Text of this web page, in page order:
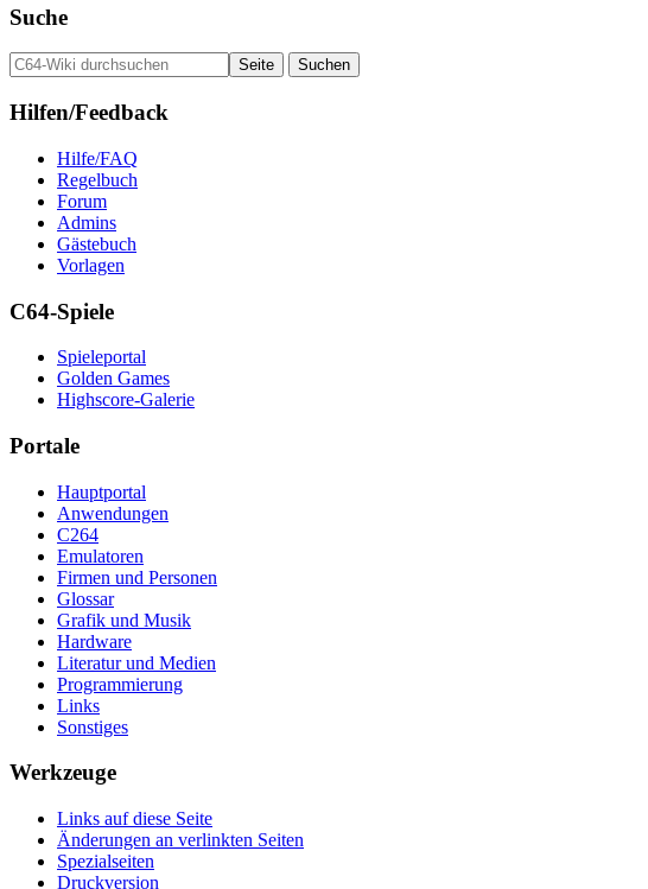
Suche
Hilfen/Feedback
Hilfe/FAQ
Regelbuch
Forum
Admins
Gästebuch
Vorlagen
C64-Spiele
Spieleportal
Golden Games
Highscore-Galerie
Portale
Hauptportal
Anwendungen
C264
Emulatoren
Firmen und Personen
Glossar
Grafik und Musik
Hardware
Literatur und Medien
Programmierung
Links
Sonstiges
Werkzeuge
Links auf diese Seite
Änderungen an verlinkten Seiten
Spezialseiten
Druckversion